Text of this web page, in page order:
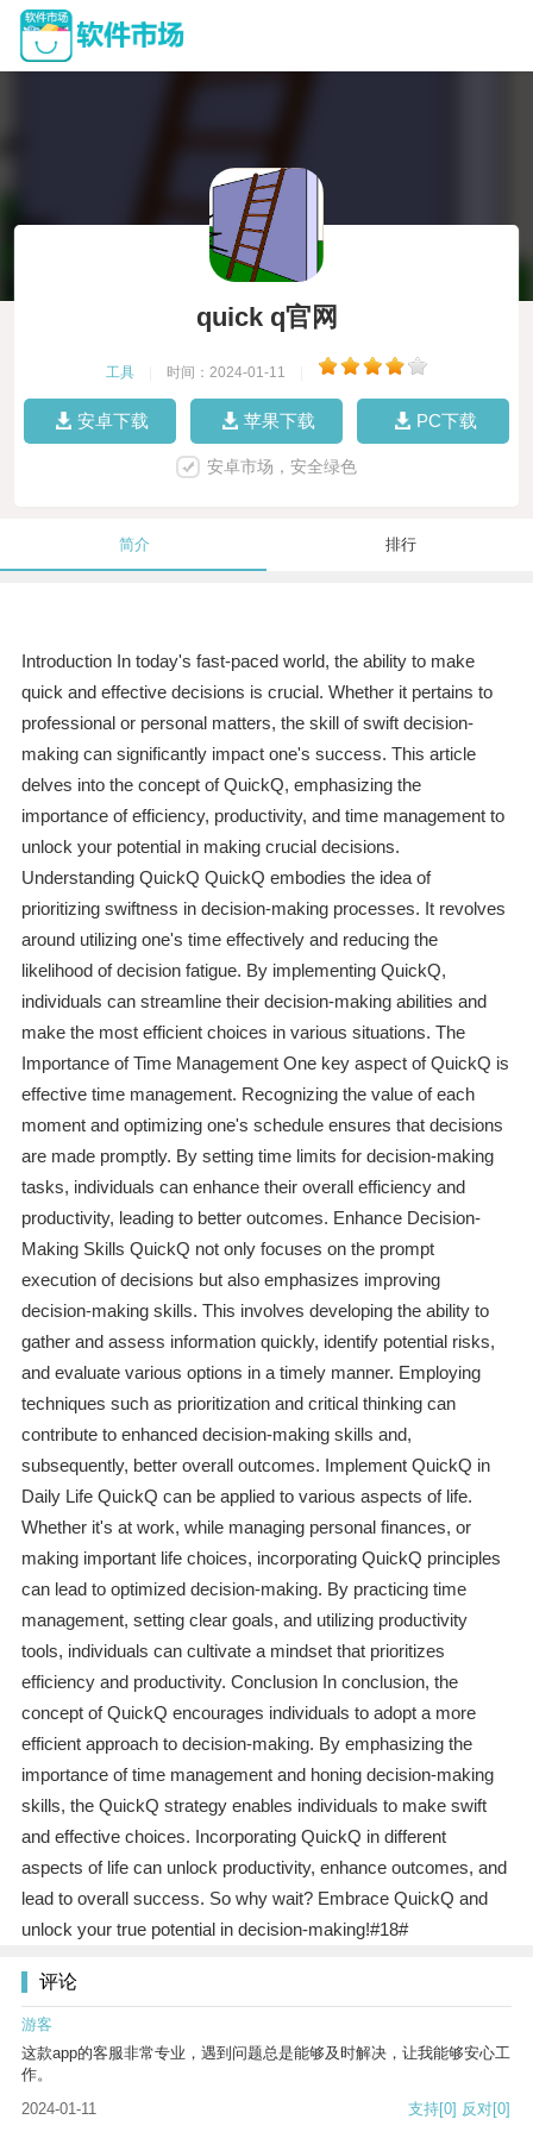
quick q官网
工具 时间：2024-01-11
安卓下载 苹果下载 PC下载
安卓市场，安全绿色
简介 排行
Introduction In today's fast-paced world, the ability to make
quick and effective decisions is crucial. Whether it pertains to
professional or personal matters, the skill of swift decision-
making can significantly impact one's success. This article
delves into the concept of QuickQ, emphasizing the
importance of efficiency, productivity, and time management to
unlock your potential in making crucial decisions.
Understanding QuickQ QuickQ embodies the idea of
prioritizing swiftness in decision-making processes. It revolves
around utilizing one's time effectively and reducing the
likelihood of decision fatigue. By implementing QuickQ,
individuals can streamline their decision-making abilities and
make the most efficient choices in various situations. The
Importance of Time Management One key aspect of QuickQ is
effective time management. Recognizing the value of each
moment and optimizing one's schedule ensures that decisions
are made promptly. By setting time limits for decision-making
tasks, individuals can enhance their overall efficiency and
productivity, leading to better outcomes. Enhance Decision-
Making Skills QuickQ not only focuses on the prompt
execution of decisions but also emphasizes improving
decision-making skills. This involves developing the ability to
gather and assess information quickly, identify potential risks,
and evaluate various options in a timely manner. Employing
techniques such as prioritization and critical thinking can
contribute to enhanced decision-making skills and,
subsequently, better overall outcomes. Implement QuickQ in
Daily Life QuickQ can be applied to various aspects of life.
Whether it's at work, while managing personal finances, or
making important life choices, incorporating QuickQ principles
can lead to optimized decision-making. By practicing time
management, setting clear goals, and utilizing productivity
tools, individuals can cultivate a mindset that prioritizes
efficiency and productivity. Conclusion In conclusion, the
concept of QuickQ encourages individuals to adopt a more
efficient approach to decision-making. By emphasizing the
importance of time management and honing decision-making
skills, the QuickQ strategy enables individuals to make swift
and effective choices. Incorporating QuickQ in different
aspects of life can unlock productivity, enhance outcomes, and
lead to overall success. So why wait? Embrace QuickQ and
unlock your true potential in decision-making!#18#
评论
游客
这款app的客服非常专业，遇到问题总是能够及时解决，让我能够安心工
作。
2024-01-11
支持[0] 反对[0]